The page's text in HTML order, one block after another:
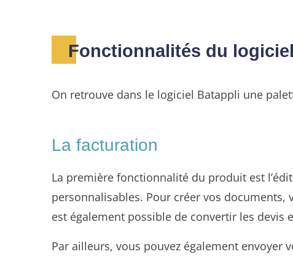
Fonctionnalités du logiciel
On retrouve dans le logiciel Batappli une
La facturation
La première fonctionnalité du produit est
personnalisables. Pour créer vos
est également possible de convertir les devis
Par ailleurs, vous pouvez également envoyer